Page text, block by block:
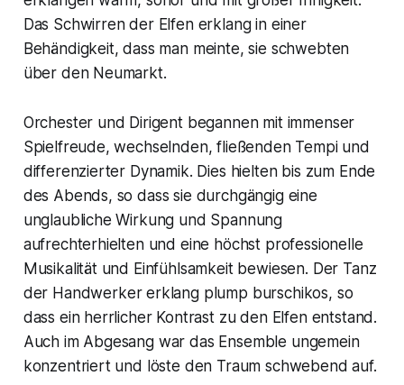
Das Schwirren der Elfen erklang in einer
Behändigkeit, dass man meinte, sie schwebten
über den Neumarkt.
Orchester und Dirigent begannen mit immenser
Spielfreude, wechselnden, fließenden Tempi und
differenzierter Dynamik. Dies hielten bis zum Ende
des Abends, so dass sie durchgängig eine
unglaubliche Wirkung und Spannung
aufrechterhielten und eine höchst professionelle
Musikalität und Einfühlsamkeit bewiesen. Der Tanz
der Handwerkererklang plump burschikos, so
dass ein herrlicher Kontrast zu den Elfenentstand.
Auch im Abgesang war das Ensemble ungemein
konzentriert und löste den Traum schwebend auf.